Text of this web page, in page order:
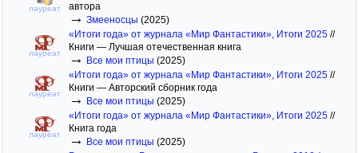
лауреат
автора
→ Змееносцы (2025)
лауреат
«Итоги года» от журнала «Мир Фантастики», Итоги 2025 //
Книги — Лучшая отечественная книга
→ Все мои птицы (2025)
лауреат
«Итоги года» от журнала «Мир Фантастики», Итоги 2025 //
Книги — Авторский сборник года
→ Все мои птицы (2025)
лауреат
«Итоги года» от журнала «Мир Фантастики», Итоги 2025 //
Книга года
→ Все мои птицы (2025)